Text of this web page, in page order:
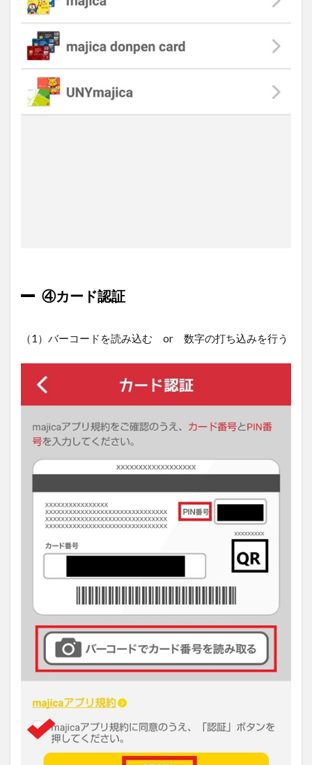
④カード認証
（1）バーコードを読み込む or 数字の打ち込みを行う